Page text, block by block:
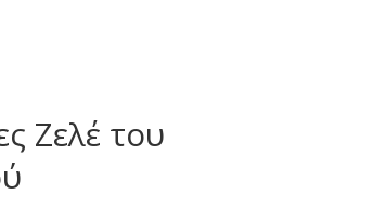
Ζελέ του